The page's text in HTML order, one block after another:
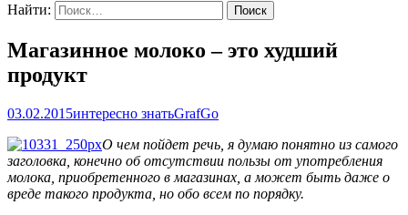
Найти:
Магазинное молоко – это худший
продукт
03.02.2015интересно знатьGrafGo
О чем пойдет речь, я думаю понятно из самого
заголовка, конечно об отсутствии пользы от употребления
молока, приобретенного в магазинах, а может быть даже о
вреде такого продукта, но обо всем по порядку.